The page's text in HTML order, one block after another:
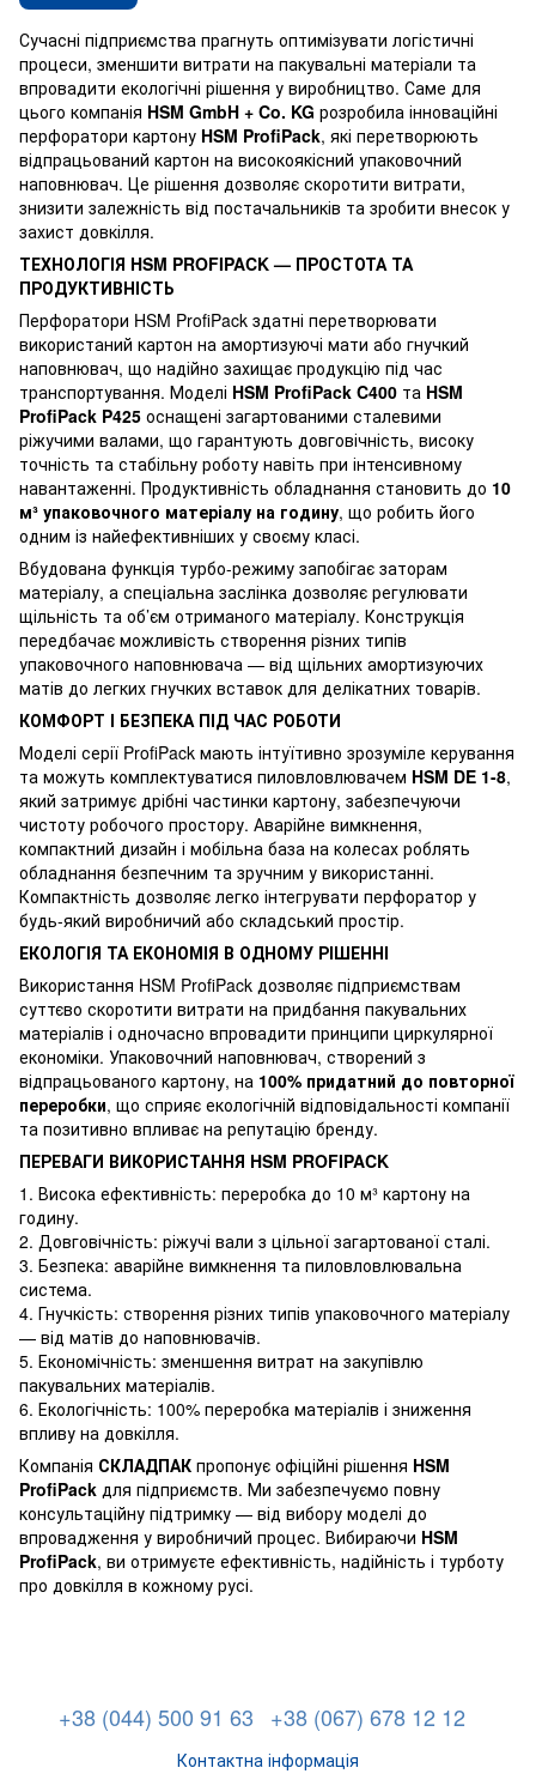
Сучасні підприємства прагнуть оптимізувати логістичні
процеси, зменшити витрати на пакувальні матеріали та
впровадити екологічні рішення у виробництво. Саме для
цього компанія HSM GmbH + Co. KG розробила інноваційні
перфоратори картону HSM ProfiPack, які перетворюють
відпрацьований картон на високоякісний упаковочний
наповнювач. Це рішення дозволяє скоротити витрати,
знизити залежність від постачальників та зробити внесок у
захист довкілля.
ТЕХНОЛОГІЯ HSM PROFIPACK — ПРОСТОТА ТА
ПРОДУКТИВНІСТЬ
Перфоратори HSM ProfiPack здатні перетворювати
використаний картон на амортизуючі мати або гнучкий
наповнювач, що надійно захищає продукцію під час
транспортування. Моделі HSM ProfiPack C400 та HSM
ProfiPack P425 оснащені загартованими сталевими
ріжучими валами, що гарантують довговічність, високу
точність та стабільну роботу навіть при інтенсивному
навантаженні. Продуктивність обладнання становить до 10
м³ упаковочного матеріалу на годину, що робить його
одним із найефективніших у своєму класі.
Вбудована функція турбо-режиму запобігає заторам
матеріалу, а спеціальна заслінка дозволяє регулювати
щільність та об’єм отриманого матеріалу. Конструкція
передбачає можливість створення різних типів
упаковочного наповнювача — від щільних амортизуючих
матів до легких гнучких вставок для делікатних товарів.
КОМФОРТ І БЕЗПЕКА ПІД ЧАС РОБОТИ
Моделі серії ProfiPack мають інтуїтивно зрозуміле керування
та можуть комплектуватися пиловловлювачем HSM DE 1-8,
який затримує дрібні частинки картону, забезпечуючи
чистоту робочого простору. Аварійне вимкнення,
компактний дизайн і мобільна база на колесах роблять
обладнання безпечним та зручним у використанні.
Компактність дозволяє легко інтегрувати перфоратор у
будь-який виробничий або складський простір.
ЕКОЛОГІЯ ТА ЕКОНОМІЯ В ОДНОМУ РІШЕННІ
Використання HSM ProfiPack дозволяє підприємствам
суттєво скоротити витрати на придбання пакувальних
матеріалів і одночасно впровадити принципи циркулярної
економіки. Упаковочний наповнювач, створений з
відпрацьованого картону, на 100% придатний до повторної
переробки, що сприяє екологічній відповідальності компанії
та позитивно впливає на репутацію бренду.
ПЕРЕВАГИ ВИКОРИСТАННЯ HSM PROFIPACK
1. Висока ефективність: переробка до 10 м³ картону на
годину.
2. Довговічність: ріжучі вали з цільної загартованої сталі.
3. Безпека: аварійне вимкнення та пиловловлювальна
система.
4. Гнучкість: створення різних типів упаковочного матеріалу
— від матів до наповнювачів.
5. Економічність: зменшення витрат на закупівлю
пакувальних матеріалів.
6. Екологічність: 100% переробка матеріалів і зниження
впливу на довкілля.
Компанія СКЛАДПАК пропонує офіційні рішення HSM
ProfiPack для підприємств. Ми забезпечуємо повну
консультаційну підтримку — від вибору моделі до
впровадження у виробничий процес. Вибираючи HSM
ProfiPack, ви отримуєте ефективність, надійність і турботу
про довкілля в кожному русі.
+38 (044) 500 91 63 +38 (067) 678 12 12
Контактна інформація